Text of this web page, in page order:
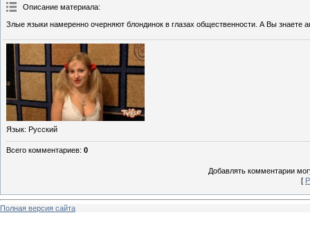
Описание материала:
Злые языки намеренно очерняют блондинок в глазах общественности. А Вы знаете
Язык: Русский
Всего комментариев: 0
Добавлять комментарии
[
Полная версия сайта